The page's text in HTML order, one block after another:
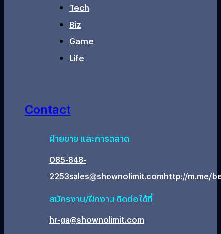
Tech
Biz
Game
Life
Contact
ฝ่ายขาย และการตลาด
085-848-
2253sales@shownolimit.comhttp://m.me/
สมัครงาน/ฝึกงาน ติดต่อได้ที่
hr-ga@shownolimit.com